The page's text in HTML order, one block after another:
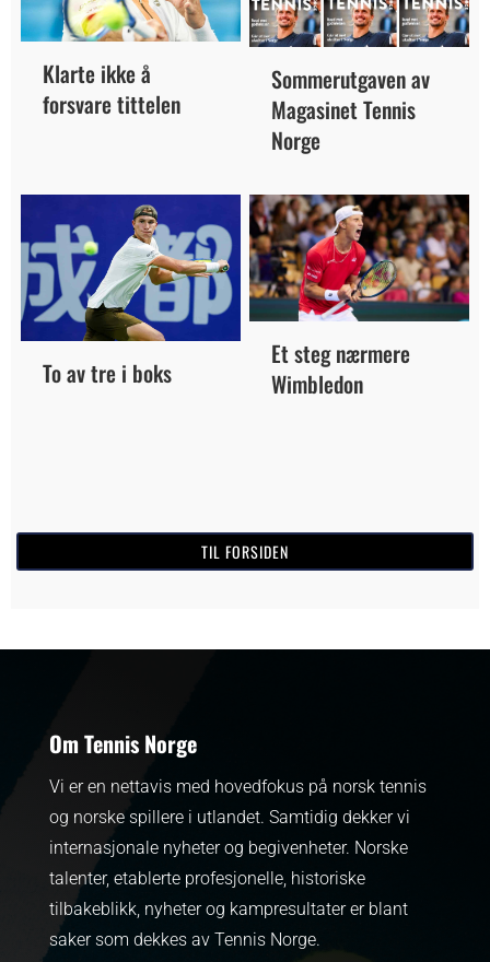
Klarte ikke å
forsvare tittelen
Sommerutgaven av
Magasinet Tennis
Norge
To av tre i boks
Et steg nærmere
Wimbledon
TIL FORSIDEN
Om Tennis Norge
Vi er en nettavis med hovedfokus på norsk tennis
og norske spillere i utlandet. Samtidig dekker vi
internasjonale nyheter og begivenheter. Norske
talenter, etablerte profesjonelle, historiske
tilbakeblikk, nyheter og kampresultater er blant
saker som dekkes av Tennis Norge.